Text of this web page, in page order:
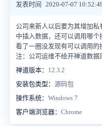
发表时间
2020-07-07
公司来新人以后要为其增加
中插入数据，还可以调用哪个
看了一圈没发现有可以调用的
注：公司运维不给开禅道数据
禅道版本： 12.3.2
安装包类型： 源码包
操作系统： Windows 7
客户端浏览器： Chrome